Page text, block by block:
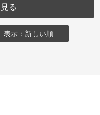
る
表示：新しい順